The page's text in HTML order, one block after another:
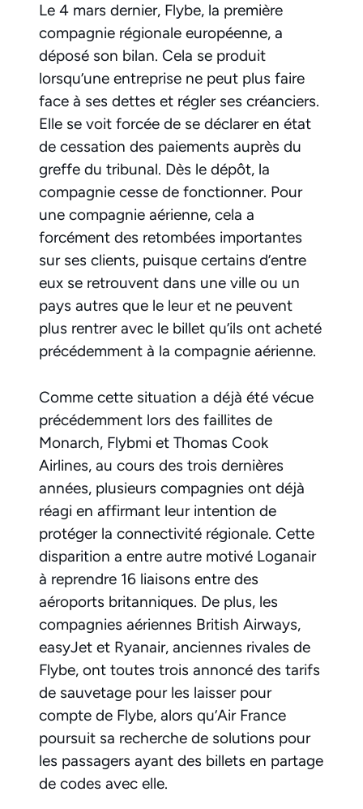
Le 4 mars dernier, Flybe, la première
compagnie régionale européenne, a
déposé son bilan. Cela se produit
lorsqu’une entreprise ne peut plus faire
face à ses dettes et régler ses créanciers.
Elle se voit forcée de se déclarer en état
de cessation des paiements auprès du
greffe du tribunal. Dès le dépôt, la
compagnie cesse de fonctionner. Pour
une compagnie aérienne, cela a
forcément des retombées importantes
sur ses clients, puisque certains d’entre
eux se retrouvent dans une ville ou un
pays autres que le leur et ne peuvent
plus rentrer avec le billet qu’ils ont acheté
précédemment à la compagnie aérienne.
Comme cette situation a déjà été vécue
précédemment lors des faillites de
Monarch, Flybmi et Thomas Cook
Airlines, au cours des trois dernières
années, plusieurs compagnies ont déjà
réagi en affirmant leur intention de
protéger la connectivité régionale. Cette
disparition a entre autre motivé Loganair
à reprendre 16 liaisons entre des
aéroports britanniques. De plus, les
compagnies aériennes British Airways,
easyJet et Ryanair, anciennes rivales de
Flybe, ont toutes trois annoncé des tarifs
de sauvetage pour les laisser pour
compte de Flybe, alors qu’Air France
poursuit sa recherche de solutions pour
les passagers ayant des billets en partage
de codes avec elle.